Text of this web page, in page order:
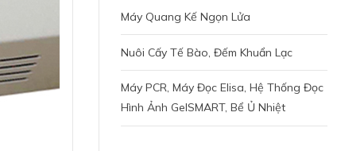
Máy Quang Kế Ngọn Lửa
Nuôi Cấy Tế Bào, Đếm Khuẩn Lạc
Máy PCR, Máy Đọc Elisa, Hệ Thống Đọc
Hình Ảnh GelSMART, Bể Ủ Nhiệt